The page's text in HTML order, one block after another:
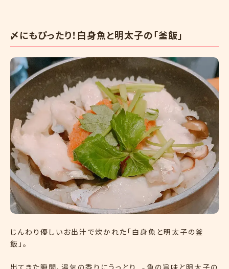
〆にもぴったり！白身魚と明太子の「釜飯」
じんわり優しいお出汁で炊かれた「白身魚と明太子の釜
飯」。